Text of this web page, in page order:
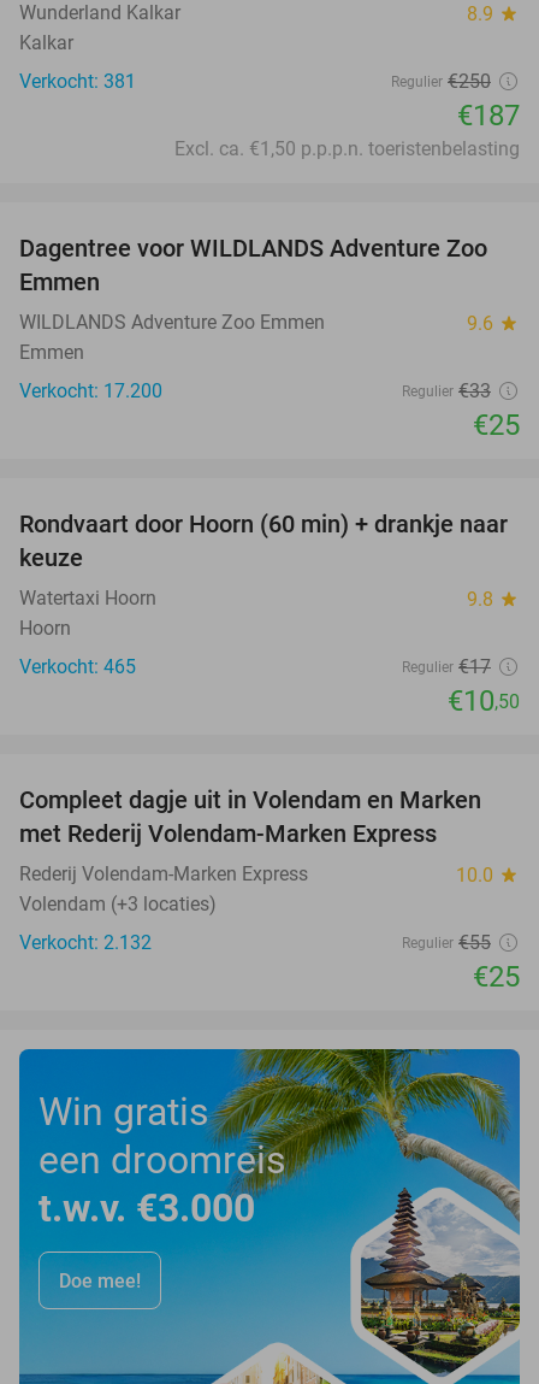
Wunderland Kalkar 8.9 star
Kalkar
Verkocht: 381
Regulier €250
€187
Excl. ca. €1,50 p.p.p.n. toeristenbelasting
24%
Dagentree voor WILDLANDS Adventure Zoo
Emmen
WILDLANDS Adventure Zoo Emmen 9.6 star
Emmen
Verkocht: 17.200
Regulier €33
€25
38%
Rondvaart door Hoorn (60 min) + drankje naar
keuze
Watertaxi Hoorn 9.8 star
Hoorn
Verkocht: 465
Regulier €17
€10,50
55%
Compleet dagje uit in Volendam en Marken
met Rederij Volendam-Marken Express
Rederij Volendam-Marken Express 10.0 star
Volendam (+3 locaties)
Verkocht: 2.132
Regulier €55
€25
Win gratis
een droomreis
t.w.v. €3.000
Doe mee!